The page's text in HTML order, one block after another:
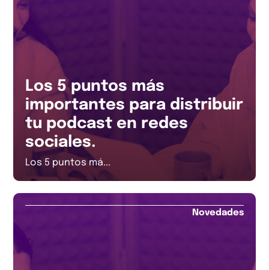
Los 5 puntos más
importantes para distribuir
tu podcast en redes
sociales.
Los 5 puntos má...
Novedades